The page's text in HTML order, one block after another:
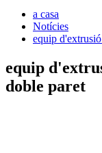
a casa
Notícies
equip
equip
doble paret